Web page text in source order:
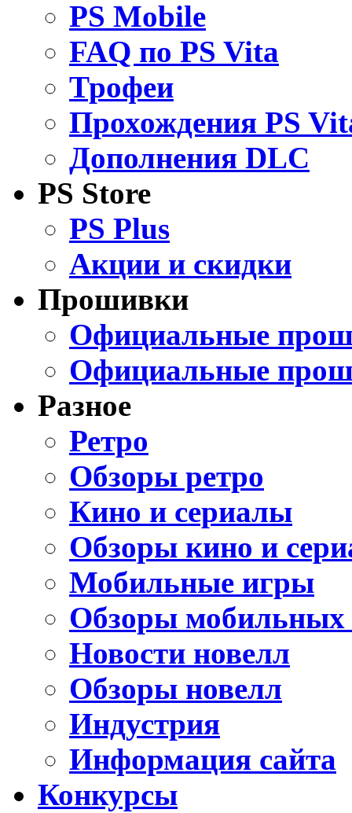
PS Mobile
FAQ по PS Vita
Трофеи
Прохождения PS
Дополнения DLC
PS Store
PS Plus
Акции и скидки
Прошивки
Официальные
Официальные
Разное
Ретро
Обзоры ретро
Кино и сериалы
Обзоры кино и
Мобильные игры
Обзоры мобильных
Новости новелл
Обзоры новелл
Индустрия
Информация сайта
Конкурсы